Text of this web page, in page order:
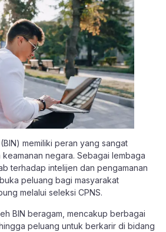
memiliki peran yang sangat
negara. Sebagai lembaga
terhadap intelijen dan pengamanan
peluang bagi masyarakat
melalui seleksi CPNS.
BIN beragam, mencakup berbagai
peluang untuk berkarir di bidang